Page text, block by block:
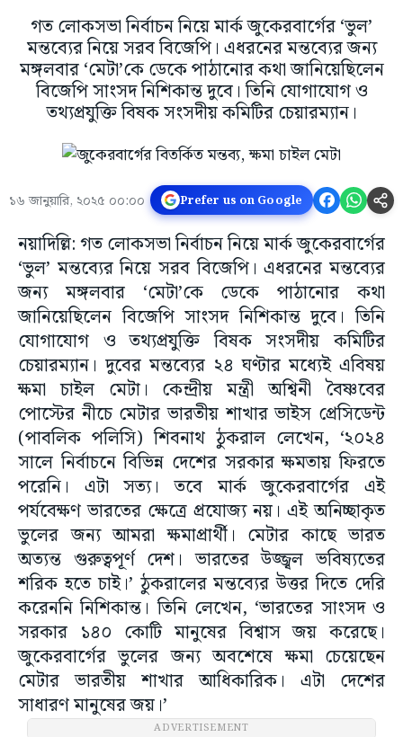
গত লোকসভা নির্বাচন নিয়ে মার্ক জুকেরবার্গের ‘ভুল’
মন্তব্যের নিয়ে সরব বিজেপি। এধরনের মন্তব্যের জন্য
মঙ্গলবার ‘মেটা’কে ডেকে পাঠানোর কথা জানিয়েছিলেন
বিজেপি সাংসদ নিশিকান্ত দুবে। তিনি যোগাযোগ ও
তথ্যপ্রযুক্তি বিষক সংসদীয় কমিটির চেয়ারম্যান।
১৬ জানুয়ারি, ২০২৫ ০০:০০ Prefer us on Google
নয়াদিল্লি: গত লোকসভা নির্বাচন নিয়ে মার্ক জুকেরবার্গের
‘ভুল’ মন্তব্যের নিয়ে সরব বিজেপি। এধরনের মন্তব্যের
জন্য মঙ্গলবার ‘মেটা’কে ডেকে পাঠানোর কথা
জানিয়েছিলেন বিজেপি সাংসদ নিশিকান্ত দুবে। তিনি
যোগাযোগ ও তথ্যপ্রযুক্তি বিষক সংসদীয় কমিটির
চেয়ারম্যান। দুবের মন্তব্যের ২৪ ঘণ্টার মধ্যেই এবিষয়
ক্ষমা চাইল মেটা। কেন্দ্রীয় মন্ত্রী অশ্বিনী বৈষ্ণবের
পোস্টের নীচে মেটার ভারতীয় শাখার ভাইস প্রেসিডেন্ট
(পাবলিক পলিসি) শিবনাথ ঠুকরাল লেখেন, ‘২০২৪
সালে নির্বাচনে বিভিন্ন দেশের সরকার ক্ষমতায় ফিরতে
পরেনি। এটা সত্য। তবে মার্ক জুকেরবার্গের এই
পর্যবেক্ষণ ভারতের ক্ষেত্রে প্রযোজ্য নয়। এই অনিচ্ছাকৃত
ভুলের জন্য আমরা ক্ষমাপ্রার্থী। মেটার কাছে ভারত
অত্যন্ত গুরুত্বপূর্ণ দেশ। ভারতের উজ্জ্বল ভবিষ্যতের
শরিক হতে চাই।’ ঠুকরালের মন্তব্যের উত্তর দিতে দেরি
করেননি নিশিকান্ত। তিনি লেখেন, ‘ভারতের সাংসদ ও
সরকার ১৪০ কোটি মানুষের বিশ্বাস জয় করেছে।
জুকেরবার্গের ভুলের জন্য অবশেষে ক্ষমা চেয়েছেন
মেটার ভারতীয় শাখার আধিকারিক। এটা দেশের
সাধারণ মানুষের জয়।’
ADVERTISEMENT